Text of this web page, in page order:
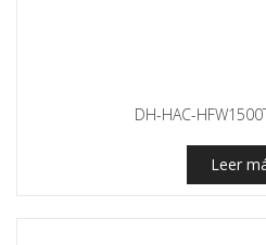
DH-HAC-
Leer